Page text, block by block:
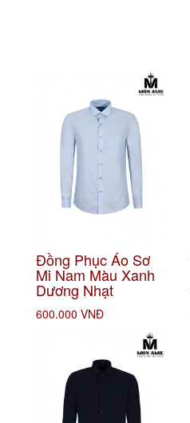
Đồng Phục Áo Sơ
Mi Nam Màu Xanh
Dương Nhạt
600.000 VNĐ